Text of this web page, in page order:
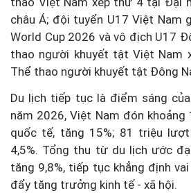
châu Á; đội tuyển U17 Việt Nam
World Cup 2026 và vô địch U17
thao người khuyết tật Việt Nam
Thể thao người khuyết tật Đông
Du lịch tiếp tục là điểm sáng
năm 2026, Việt Nam đón
quốc tế, tăng 15%; 81 triệu
4,5%. Tổng thu từ du lịch ước
tăng 9,8%, tiếp tục khẳng định
đẩy tăng trưởng kinh tế - xã hội.